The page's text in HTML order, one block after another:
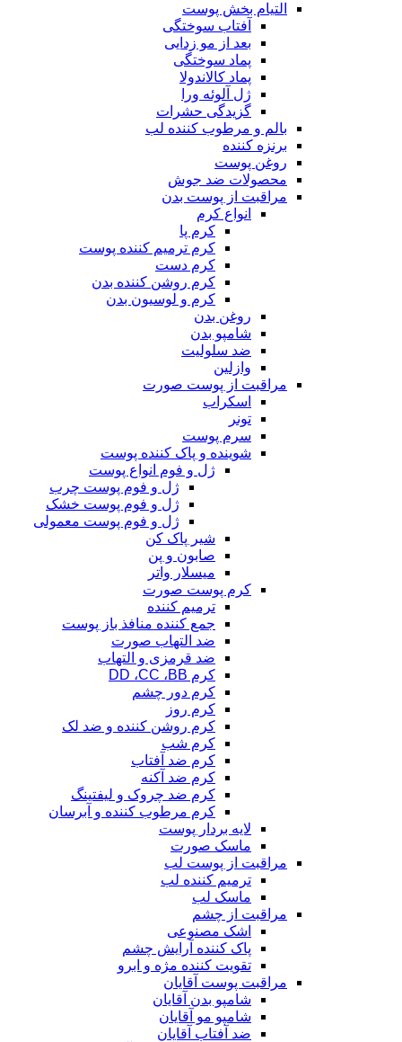
التیام بخش پوست
آفتاب سوختگی
بعد از مو زدایی
پماد سوختگی
پماد کالاندولا
ژل آلوئه ورا
گزیدگی حشرات
بالم و مرطوب کننده لب
برنزه کننده
روغن پوست
محصولات ضد جوش
مراقبت از پوست بدن
انواع کرم
کرم پا
کرم ترمیم کننده پوست
کرم دست
کرم روشن کننده بدن
کرم و لوسیون بدن
روغن بدن
شامپو بدن
ضد سلولیت
وازلین
مراقبت از پوست صورت
اسکراب
تونر
سرم پوست
شوینده و پاک کننده پوست
ژل و فوم انواع پوست
ژل و فوم پوست چرب
ژل و فوم پوست خشک
ژل و فوم پوست معمولی
شیر پاک کن
صابون و پن
میسلار واتر
کرم پوست صورت
ترمیم کننده
جمع کننده منافذ باز پوست
ضد التهاب صورت
ضد قرمزی و التهاب
کرم DD ،CC ،BB
کرم دور چشم
کرم روز
کرم روشن کننده و ضد لک
کرم شب
کرم ضد آفتاب
کرم ضد آکنه
کرم ضد چروک و لیفتینگ
کرم مرطوب کننده و آبرسان
لایه بردار پوست
ماسک صورت
مراقبت از پوست لب
ترمیم کننده لب
ماسک لب
مراقبت از چشم
اشک مصنوعی
پاک کننده آرایش چشم
تقویت کننده مژه و ابرو
مراقبت پوست آقایان
شامپو بدن آقایان
شامپو مو آقایان
ضد آفتاب آقایان